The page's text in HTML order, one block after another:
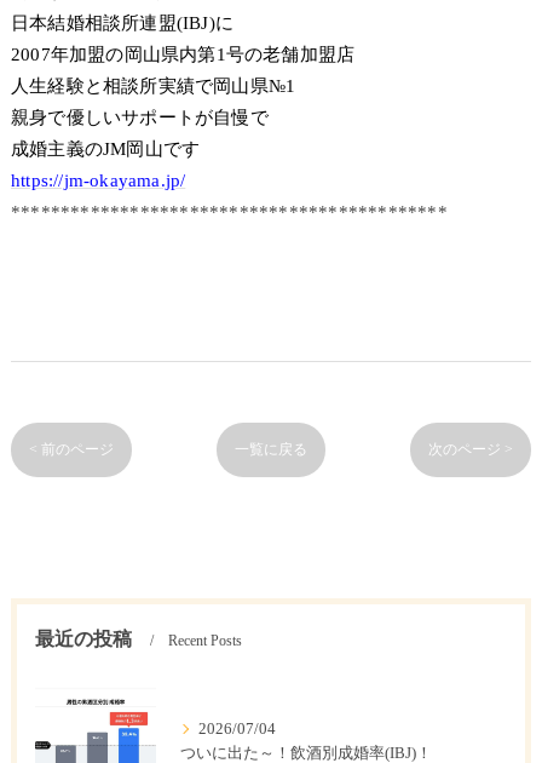
日本結婚相談所連盟(IBJ)に
2007年加盟の岡山県内第1号の老舗加盟店
人生経験と相談所実績で岡山県№1
親身で優しいサポートが自慢で
成婚主義のJM岡山です
https://jm-okayama.jp/
********************************************
< 前のページ 一覧に戻る 次のページ >
最近の投稿 Recent Posts
2026/07/04
ついに出た～！飲酒別成婚率(IBJ)！